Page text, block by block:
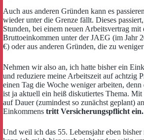
Auch aus anderen Gründen kann es
wieder unter die Grenze fällt. Dieses
Stunden, bei einem neuen Arbeitsvertrag mit
Bruttoeinkommen unter der JAEG (im Jahr
€) oder aus anderen Gründen, die zu
Nehmen wir also an, ich hatte bisher ein
und reduziere meine Arbeitszeit auf achtzig
einen Tag die Woche weniger arbeiten,
ist ja aktuell ein heiß diskutiertes Thema. Mit
auf Dauer (zumindest so zunächst geplant)
Einkommens tritt Versicherungspflicht ein.
Und weil ich das 55. Lebensjahr eben